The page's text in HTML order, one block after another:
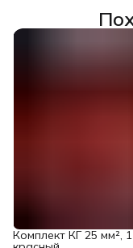
Комплект КГ 25 мм²,